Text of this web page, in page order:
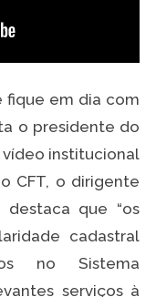
fique em dia com
o presidente do
vídeo institucional
CFT, o dirigente
que “os
cadastral
no Sistema
serviços à